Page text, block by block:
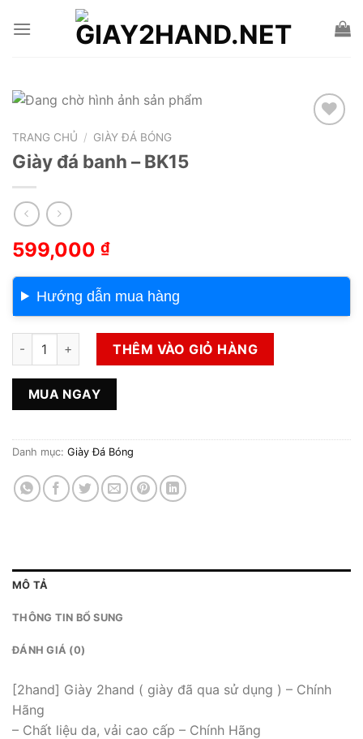
TRANG CHỦ / GIÀY ĐÁ BÓNG
Giày đá banh – BK15
599,000 ₫
Hướng dẫn mua hàng
Giày đá banh - BK15 số lượngTHÊM VÀO GIỎ HÀNG
MUA NGAY
Danh mục: Giày Đá Bóng
MÔ TẢ
THÔNG TIN BỔ SUNG
ĐÁNH GIÁ (0)
[2hand] Giày 2hand ( giày đã qua sử dụng ) – Chính
Hãng
– Chất liệu da, vải cao cấp – Chính Hãng